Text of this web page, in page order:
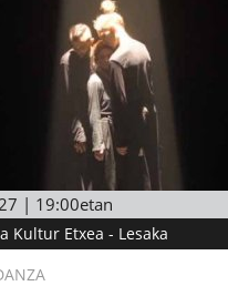
| 19:00etan
Kultur Etxea - Lesaka